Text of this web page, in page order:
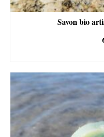
Savon bio